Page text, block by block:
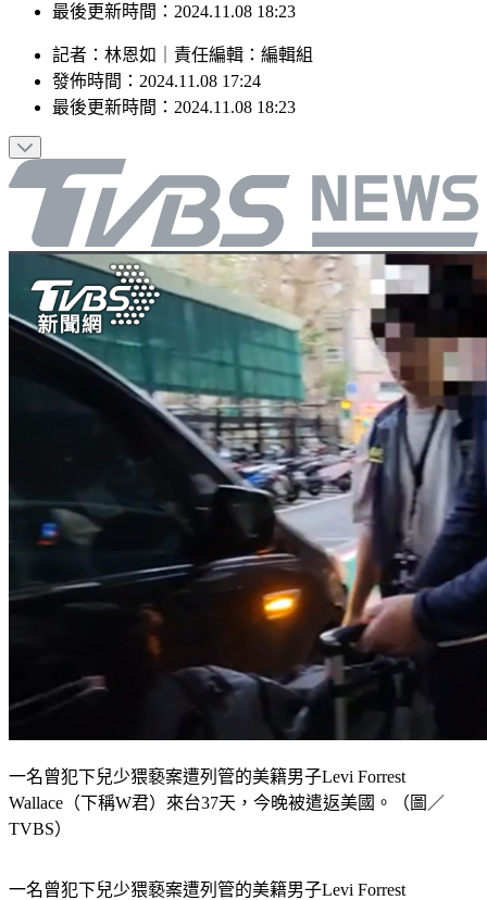
發佈時間：2024.11.08 17:24
記者：林恩如｜責任編輯：
發佈時間：2024.11.08 17:24
一名曾犯下兒少猥褻案遭列管的美籍男子Levi Forrest
Wallace（下稱W君）來台37天，今晚被遣返美國。（圖／